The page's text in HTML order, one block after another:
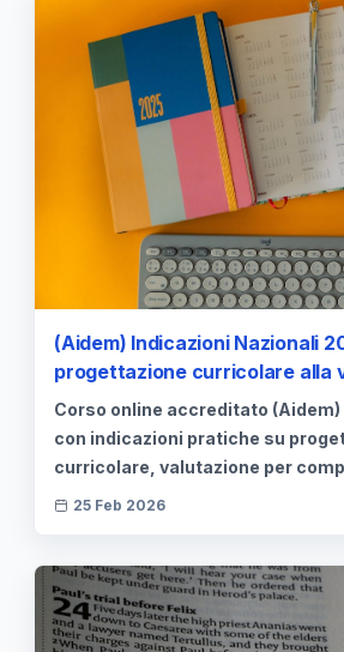
(Aidem) Indicazioni Nazionali
progettazione curricolare alla
competenze
Corso online accreditato (Aidem)
con indicazioni pratiche su
curricolare, valutazione per
innovazioni pedagogiche 2025.
25 Feb 2026